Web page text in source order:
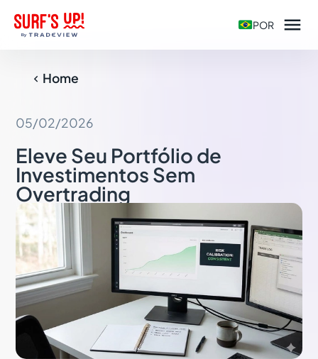
POR 
 Home
05/02/2026
Eleve Seu Portfólio de
Investimentos Sem
Overtrading